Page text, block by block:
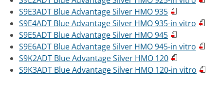
S9E3ADT Blue Advantage Silver HMO 935
S9E4ADT Blue Advantage Silver HMO 935-in vitro
S9E5ADT Blue Advantage Silver HMO 945
S9E6ADT Blue Advantage Silver HMO 945-in vitro
S9K2ADT Blue Advantage Silver HMO 120
S9K3ADT Blue Advantage Silver HMO 120-in vitro